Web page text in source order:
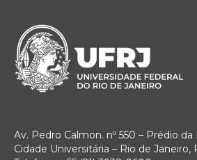
Av. Pedro Calmon. nº 550 – Prédio da
Cidade Universitária – Rio de Janeiro,